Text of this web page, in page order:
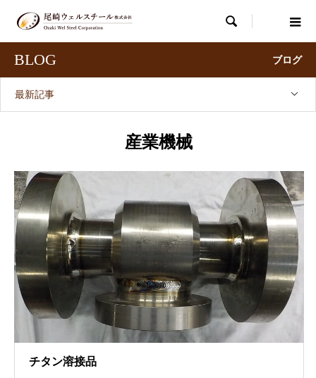

BLOG ブログ
最新記事
産業機械
チタン溶接品